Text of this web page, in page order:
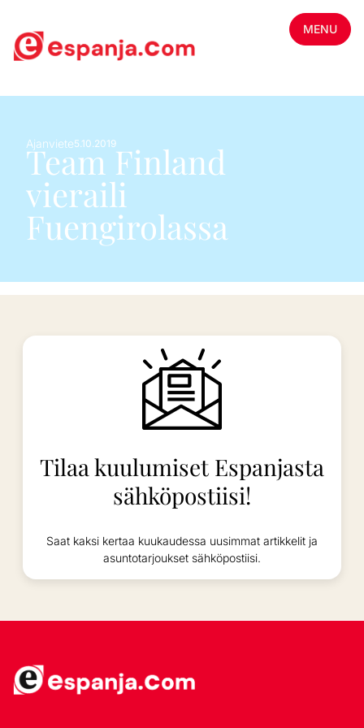
MENU
Ajanviete5.10.2019
Team Finland
vieraili
Fuengirolassa
Tilaa kuulumiset Espanjasta
sähköpostiisi!
Saat kaksi kertaa kuukaudessa uusimmat artikkelit ja
asuntotarjoukset sähköpostiisi.